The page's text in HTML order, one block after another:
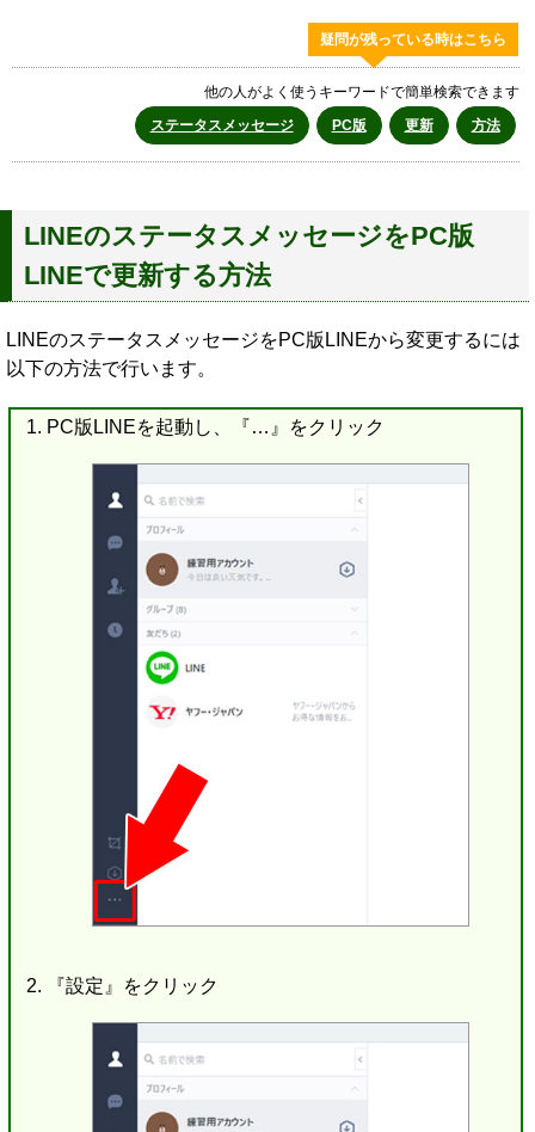
疑問が残っている時はこちら
他の人がよく使うキーワードで簡単検索できます
ステータスメッセージ
PC版 更新 方法
LINEのステータスメッセージをPC版
LINEで更新する方法
LINEのステータスメッセージをPC版LINEから変更するには
以下の方法で行います。
PC版LINEを起動し、『…』をクリック
『設定』をクリック